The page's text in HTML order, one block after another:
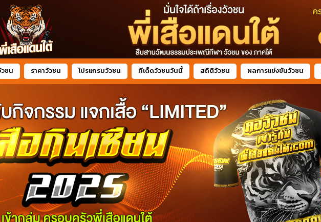
ชน ราคาวัวชน โปรแกรมวัวชน ทีเด็ดวัวชนวันนี้ สถิติวัวชน ผลการแข่งขันวัวชน